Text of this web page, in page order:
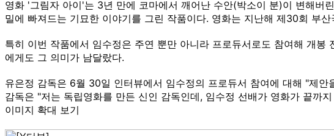
영화 '그림자 아이'는 3년 만에 코마에서 깨어난 수안(박소이 분)이 변해버
밀에 빠져드는 기묘한 이야기를 그린 작품이다. 영화는 지난해 제30회 부
특히 이번 작품에서 임수정은 주연 뿐만 아니라 프로듀서로도 참여해 개
에게도 그 의미가 남달랐다.
유은정 감독은 6월 30일 인터뷰에서 임수정의 프로듀서 참여에 대해 "제
감독은 "저는 독립영화를 만든 신인 감독인데, 임수정 선배가 영화가 끝까
이미지 확대 보기